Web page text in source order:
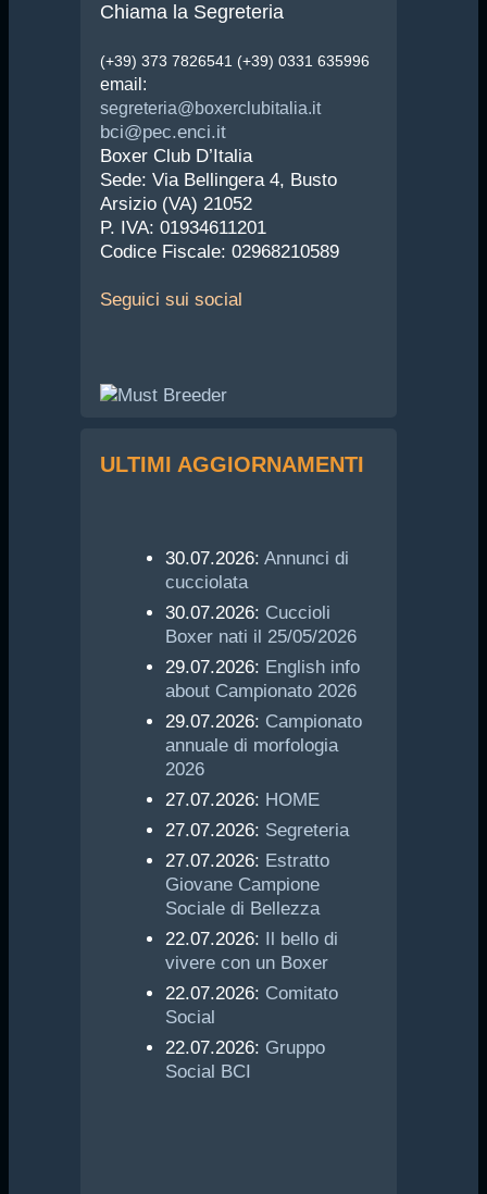
Chiama la Segreteria
(+39) 373 7826541 (+39) 0331 635996
email:
segreteria@boxerclubitalia.it
bci@pec.enci.it
Boxer Club D’Italia
Sede: Via Bellingera 4, Busto
Arsizio (VA) 21052
P. IVA: 01934611201
Codice Fiscale: 02968210589
Seguici sui social
ULTIMI AGGIORNAMENTI
30.07.2026: Annunci di
cucciolata
30.07.2026: Cuccioli
Boxer nati il 25/05/2026
29.07.2026: English info
about Campionato 2026
29.07.2026: Campionato
annuale di morfologia
2026
27.07.2026: HOME
27.07.2026: Segreteria
27.07.2026: Estratto
Giovane Campione
Sociale di Bellezza
22.07.2026: Il bello di
vivere con un Boxer
22.07.2026: Comitato
Social
22.07.2026: Gruppo
Social BCI